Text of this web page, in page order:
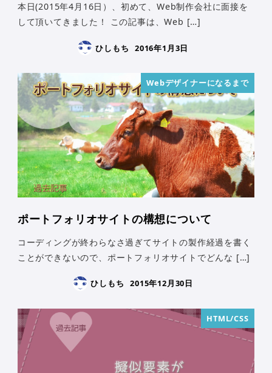
本日(2015年4月16日）、初めて、Web制作会社に面接を
して頂いてきました！ この記事は、Web […]
ひしもち 2016年1月3日
Webデザイナーになるまで
ポートフォリオサイトの構想について
コーディングが終わらなさ過ぎてサイトの製作経過を書く
ことができないので、ポートフォリオサイトでどんな […]
ひしもち 2015年12月30日
HTML/CSS